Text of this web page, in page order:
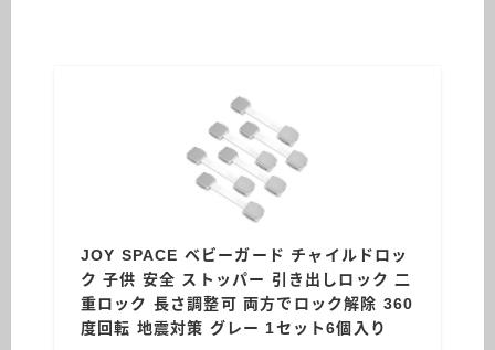
JOY SPACE ベビーガード チャイルドロッ
ク 子供 安全 ストッパー 引き出しロック 二
重ロック 長さ調整可 両方でロック解除 360
度回転 地震対策 グレー 1セット6個入り